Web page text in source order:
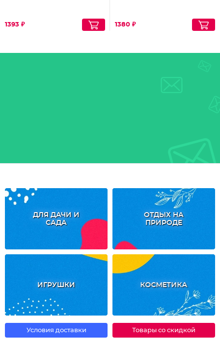
1393 ₽ 1380 ₽
ДЛЯ ДАЧИ И
САДА
ОТДЫХ НА
ПРИРОДЕ
ИГРУШКИ КОСМЕТИКА
Условия доставки Товары со скидкой